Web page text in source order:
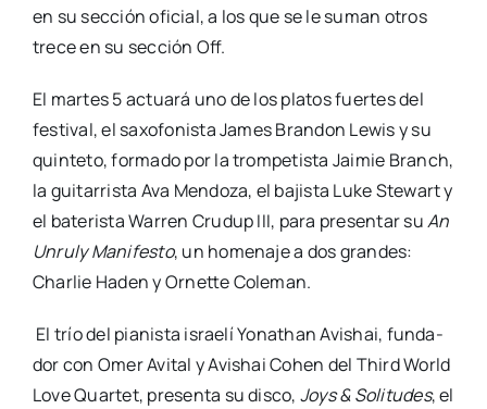
en su sec­ción ofi­cial, a los que se le suman otros
tre­ce en su sec­ción Off.
El mar­tes 5 actua­rá uno de los pla­tos fuer­tes del
fes­ti­val, el saxo­fo­nis­ta James Bran­don Lewis y su
quin­te­to, for­ma­do por la trom­pe­tis­ta Jai­mie Branch,
la gui­ta­rris­ta Ava Men­do­za, el bajis­ta Luke Ste­wart y
el bate­ris­ta Warren Cru­dup III, para pre­sen­tar suAn
Unruly Mani­fes­to, un home­na­je a dos gran­des:
Char­lie Haden y Ornet­te Cole­man.
El trío del pia­nis­ta israe­lí Yonathan Avishai, fun­da­
dor con Omer Avi­tal y Avishai Cohen del Third World
Love Quar­tet, pre­sen­ta su dis­co, Joys & Soli­tu­des, el